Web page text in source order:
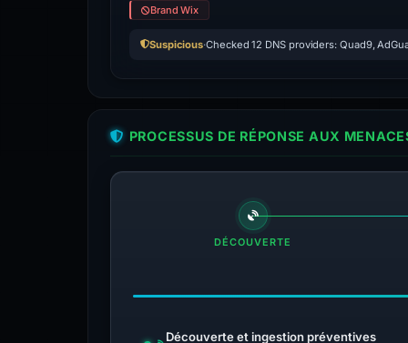
Brand Wix
Suspicious·Checked 12 DNS providers: Quad9,
PROCESSUS DE RÉPONSE AUX
DÉCOUVERTE
Découverte et ingestion préventives